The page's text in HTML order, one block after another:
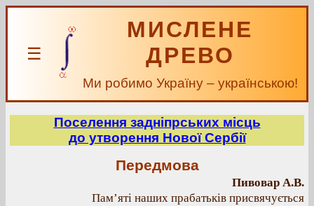
☰
МИСЛЕНЕ
ДРЕВО
Ми робимо Україну – українською!
Поселення задніпрських місць
до утворення Нової Сербії
Передмова
Пивовар А.В.
Пам’яті наших прабатьків присвячується